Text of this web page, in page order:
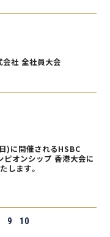
会社 全社員大会
)に開催されるHSBC
オンシップ 香港大会に
します。
9 10